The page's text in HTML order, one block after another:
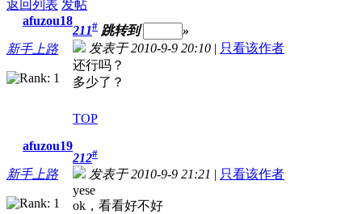
返回列表 发帖
afuzou18
新手上路
211# 跳转到
»
发表于 2010-9-9 20:10 | 只看该作者
还行吗？
多少了？
TOP
afuzou19
新手上路
212#
发表于 2010-9-9 21:21 | 只看该作者
yese
ok，看看好不好